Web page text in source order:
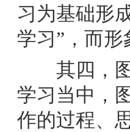
习为基础形
学习”，而
其四，图
学习当中，
作的过程、